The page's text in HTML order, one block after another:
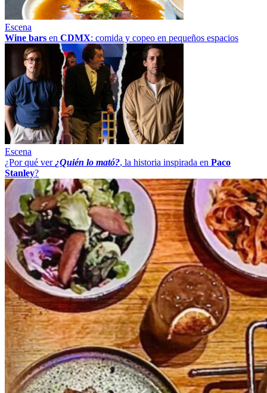
Escena
Wine bars en CDMX: comida y copeo en pequeños espacios
Escena
¿Por qué ver¿Quién lo mató?, la historia inspirada en Paco
Stanley?